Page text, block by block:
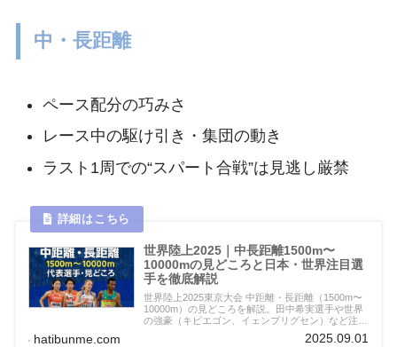
中・長距離
ペース配分の巧みさ
レース中の駆け引き・集団の動き
ラスト1周での“スパート合戦”は見逃し厳禁
世界陸上2025｜中長距離1500m〜
10000mの見どころと日本・世界注目選
手を徹底解説
世界陸上2025東京大会 中距離・長距離（1500m〜
10000m）の見どころを解説。田中希実選手や世界
の強豪（キピエゴン、イェンブリグセン）など注目
選手を紹介し、初心者にも分かりやすく構成してい
hatibunme.com 2025.09.01